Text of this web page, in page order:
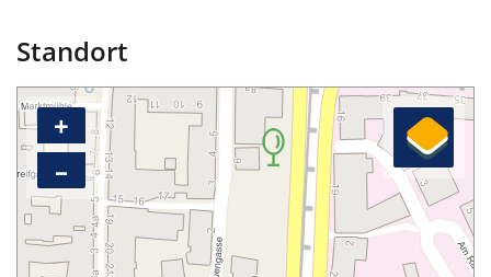
Standort
+
–